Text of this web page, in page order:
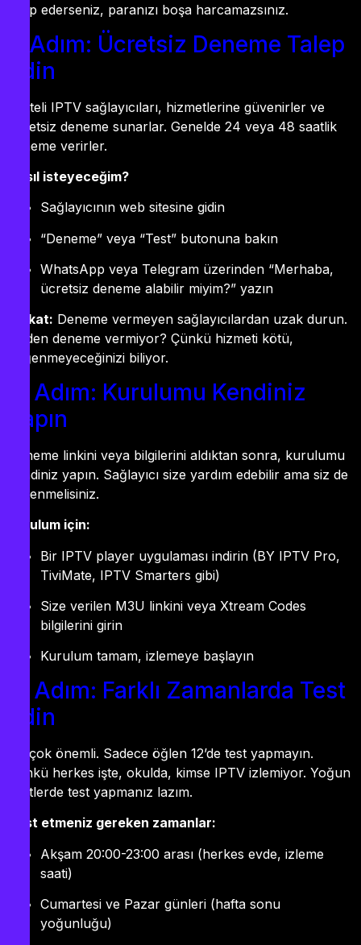
takip ederseniz, paranızı boşa harcamazsınız.
1. Adım: Ücretsiz Deneme Talep
Edin
Kaliteli IPTV sağlayıcıları, hizmetlerine güvenirler ve
ücretsiz deneme sunarlar. Genelde 24 veya 48 saatlik
deneme verirler.
Nasıl isteyeceğim?
Sağlayıcının web sitesine gidin
“Deneme” veya “Test” butonuna bakın
WhatsApp veya Telegram üzerinden “Merhaba,
ücretsiz deneme alabilir miyim?” yazın
Dikkat: Deneme vermeyen sağlayıcılardan uzak durun.
Neden deneme vermiyor? Çünkü hizmeti kötü,
beğenmeyeceğinizi biliyor.
2. Adım: Kurulumu Kendiniz
Yapın
Deneme linkini veya bilgilerini aldıktan sonra, kurulumu
kendiniz yapın. Sağlayıcı size yardım edebilir ama siz de
öğrenmelisiniz.
Kurulum için:
Bir IPTV player uygulaması indirin (BY IPTV Pro,
TiviMate, IPTV Smarters gibi)
Size verilen M3U linkini veya Xtream Codes
bilgilerini girin
Kurulum tamam, izlemeye başlayın
3. Adım: Farklı Zamanlarda Test
Edin
Bu çok önemli. Sadece öğlen 12’de test yapmayın.
Çünkü herkes işte, okulda, kimse IPTV izlemiyor. Yoğun
saatlerde test yapmanız lazım.
Test etmeniz gereken zamanlar:
Akşam 20:00-23:00 arası (herkes evde, izleme
saati)
Cumartesi ve Pazar günleri (hafta sonu
yoğunluğu)